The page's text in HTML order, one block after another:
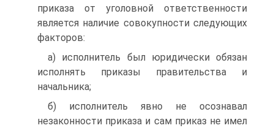
приказа от уголовной ответственности
является наличие совокупности следующих
факторов:
а) исполнитель был юридически обязан
исполнять приказы правительства и
начальника;
б) исполнитель явно не осознавал
незаконности приказа и сам приказ не имел